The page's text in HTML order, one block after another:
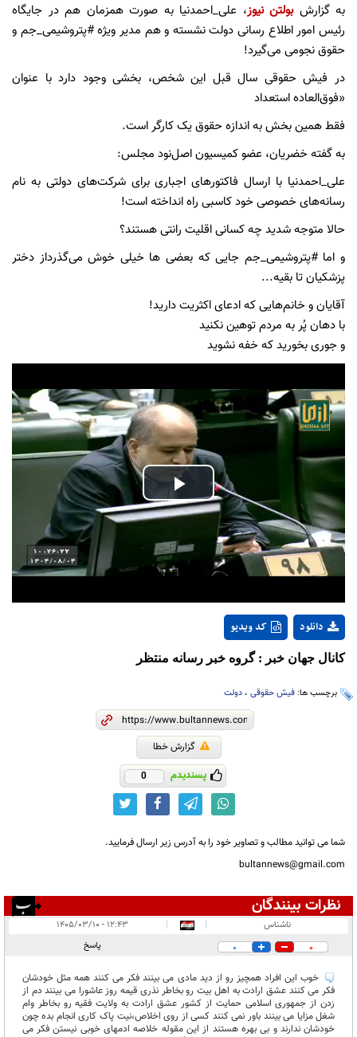
به گزارشبولتن نیوز، علی_احمدنیا به صورت همزمان هم در جایگاه
رئیس امور اطلاع رسانی ‌دولت نشسته و هم مدیر ویژه #‌پتروشیمی_جم و
حقوق نجومی می‌گیرد!
در فیش حقوقی سال قبل این شخص، بخشی وجود دارد با عنوان
«فوق‌العاده استعداد
فقط همین بخش به اندازه حقوق یک کارگر است.
به گفته خضریان، عضو کمیسیون اصل‌نود مجلس:
علی_احمدنیا با ارسال فاکتورهای اجباری برای شرکت‌های دولتی به نام
رسانه‌های خصوصی خود کاسبی راه انداخته است!
حالا متوجه شدید چه کسانی اقلیت رانتی هستند؟
و اما #پتروشیمی_جم جایی که بعضی ها خیلی خوش می‌گذرداز دختر
پزشکیان تا بقیه...
آقایان و خانم‌هایی که ادعای اکثریت دارید!
با دهان پُر به مردم توهین نکنید
و جوری بخورید که خفه نشوید
Play
Video
کد ویدیو دانلود
کانال جهان خبر : گروه خبر رسانه منتظر
برچسب ها: فیش حقوقی ، دولت
گزارش خطا
پسندیدم 0
شما می توانید مطالب و تصاویر خود را به آدرس زیر ارسال فرمایید.
bultannews@gmail.com
نظرات بینندگان
در انتظار بررسی:
ناشناس |
|
۱۲:۴۳ - ۱۴۰۵/۰۳/۱۰
0
0 پاسخ
خوب این افراد همچیز رو از دید مادی می بینند فکر می کنند همه مثل خودشان
فکر می کنند عشق ارادت به اهل بیت رو بخاطر نذری قیمه روز عاشورا می بینند دم از
زدن از جمهوری اسلامی حمایت از کشور عشق ارادت به ولایت فقیه رو بخاطر وام
شغل مزایا می بینند باور نمی کنند کسی از روی اخلاص،نیت پاک کاری انجام بده چون
خودشان ندارند و بی بهره هستند از این مقوله خلاصه ادمهای خوبی نیستن فکر می